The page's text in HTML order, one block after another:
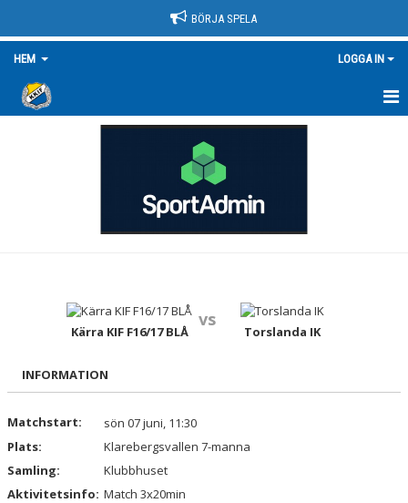
BÖRJA SPELA
HEM LOGGA IN
KLUBBSHOP
DOKUMENT
MATCHER
BILDGALLERI
Kärra KIF F16/17 BLÅ
vs
Torslanda IK
INFORMATION
Matchstart:
sön 07 juni, 11:30
Plats:
Klarebergsvallen 7-manna
Samling:
Klubbhuset
Aktivitetsinfo: Match 3x20min